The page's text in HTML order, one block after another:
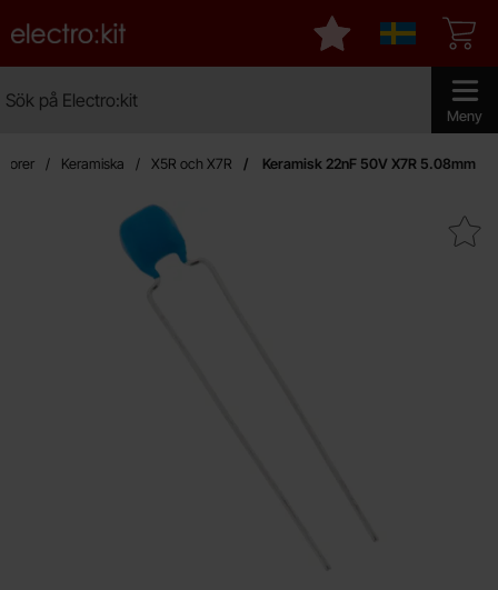
Meny
Startsidan för Electro:kit
Sverige
Mina favoriter
Keramiska X5R och X7R Keramisk 22nF 50V X7R 5.08mm
Makera keramisk 22nF 50V